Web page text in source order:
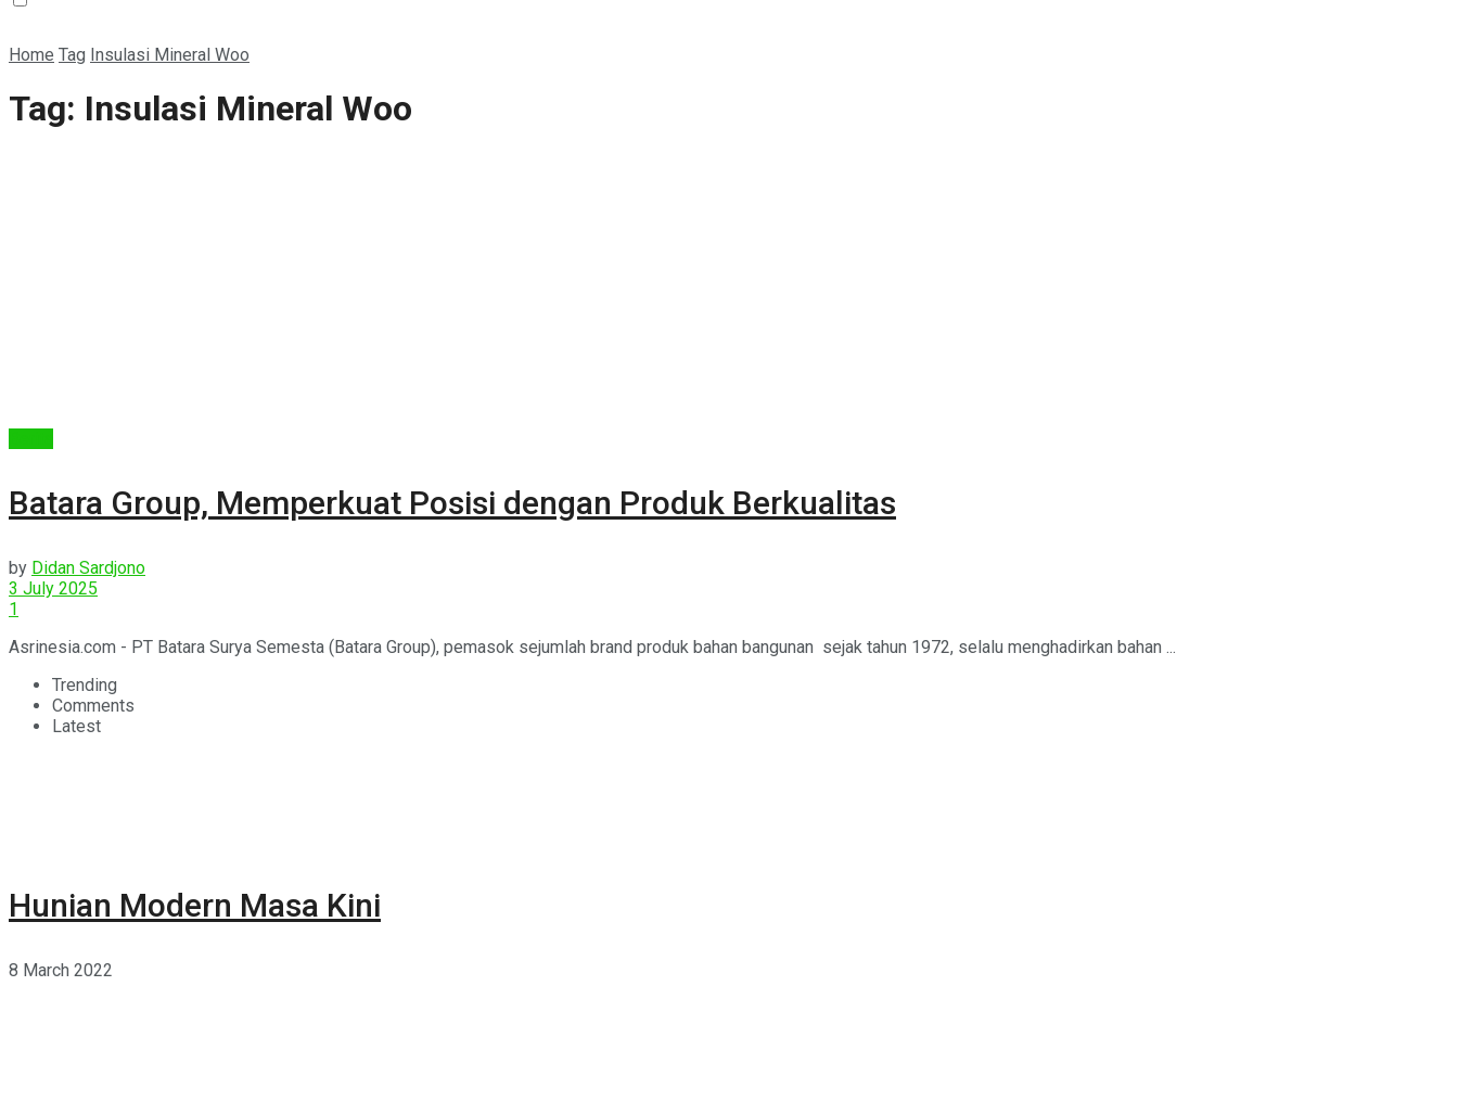
Home Tag Insulasi Mineral Woo
Tag: Insulasi Mineral Woo
Batara Group, Memperkuat Posisi dengan Produk Berkualitas
by Didan Sardjono
3 July 2025
1
Asrinesia.com - PT Batara Surya Semesta (Batara Group), pemasok sejumlah brand produk bahan bangunan sejak tahun 1972, selalu menghadirkan bahan ...
Trending
Comments
Latest
Hunian Modern Masa Kini
8 March 2022